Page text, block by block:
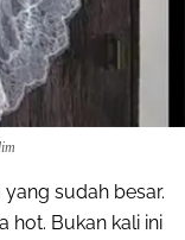
sudah besar.
hot. Bukan kali ini